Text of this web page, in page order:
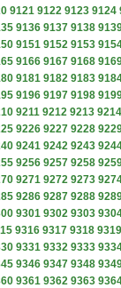
9121 9122 9123 9124
9136 9137 9138
9151 9152 9153
9166 9167 9168
9181 9182 9183
9196 9197 9198
9211 9212 9213 9214
9226 9227 9228
9241 9242 9243
9256 9257 9258
9271 9272 9273
9286 9287 9288
9301 9302 9303
9316 9317 9318 9319
9331 9332 9333
9346 9347 9348
9361 9362 9363